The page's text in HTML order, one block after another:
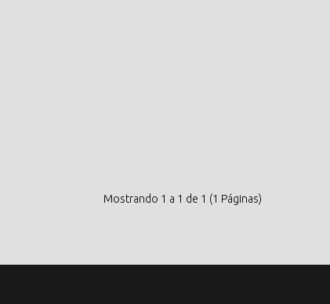
Mostrando 1 a 1 de 1 (1 Páginas)